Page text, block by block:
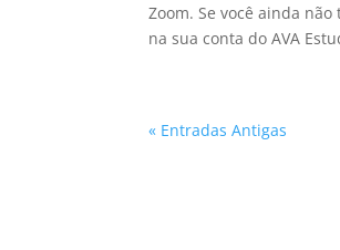
Zoom. Se você ainda
na sua conta do AVA
« Entradas Antigas